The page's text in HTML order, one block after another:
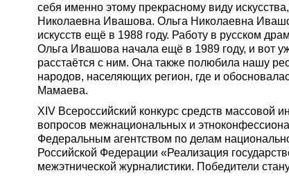
себя именно этому прекрасному виду
Николаевна Ивашова. Ольга Николаевна
искусств ещё в 1988 году. Работу в русском
Ольга Ивашова начала ещё в 1989 году, и вот
расстаётся с ним. Она также полюбила нашу
народов, населяющих регион, где и
Мамаева.
ХIV Всероссийский конкурс средств
вопросов межнациональных и
Федеральным агентством по делам
Российской Федерации «Реализация
межэтнической журналистики. Победители